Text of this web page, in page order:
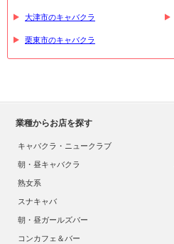
大津市のキャバクラ
栗東市のキャバクラ
業種からお店を探す
キャバクラ・ニュークラブ
朝・昼キャバクラ
熟女系
スナキャバ
朝・昼ガールズバー
コンカフェ＆バー